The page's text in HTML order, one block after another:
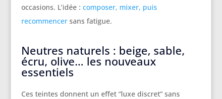
occasions. L’idée : composer, mixer, puis
recommencersans fatigue.
Neutres naturels : beige, sable,
écru, olive… les nouveaux
essentiels
Ces teintes donnent un effet “luxe discret” sans